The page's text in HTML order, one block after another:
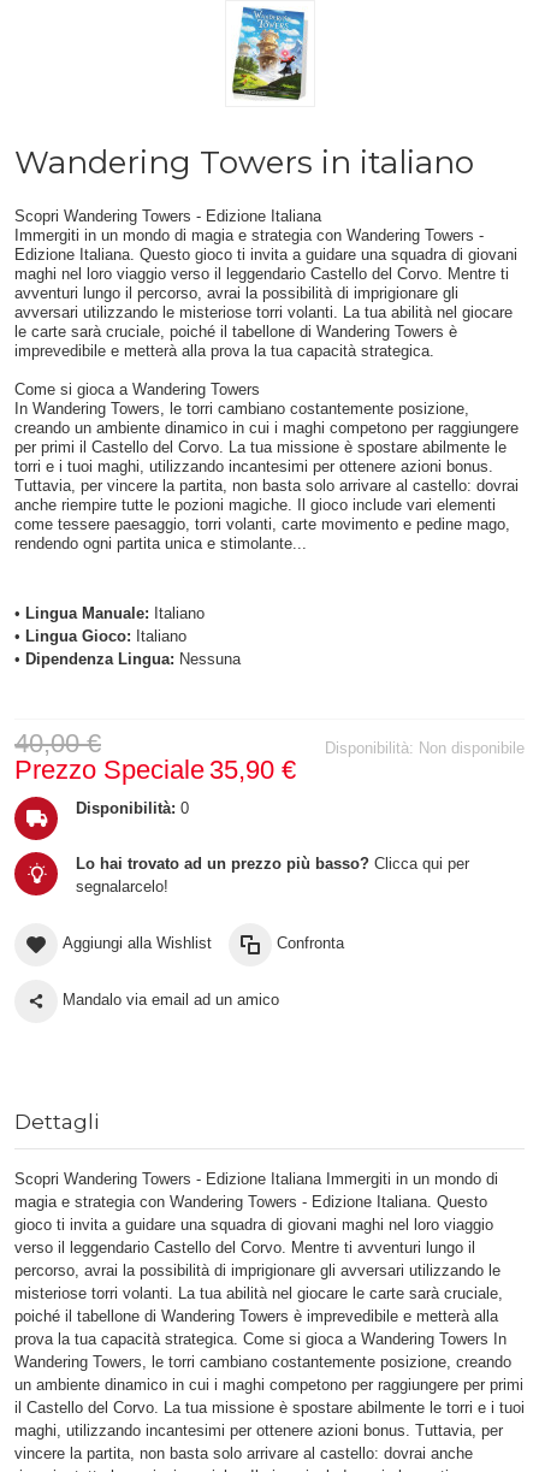
Wandering Towers in italiano
Scopri Wandering Towers - Edizione Italiana
Immergiti in un mondo di magia e strategia con Wandering Towers -
Edizione Italiana. Questo gioco ti invita a guidare una squadra di giovani
maghi nel loro viaggio verso il leggendario Castello del Corvo. Mentre ti
avventuri lungo il percorso, avrai la possibilità di imprigionare gli
avversari utilizzando le misteriose torri volanti. La tua abilità nel giocare
le carte sarà cruciale, poiché il tabellone di Wandering Towers è
imprevedibile e metterà alla prova la tua capacità strategica.
Come si gioca a Wandering Towers
In Wandering Towers, le torri cambiano costantemente posizione,
creando un ambiente dinamico in cui i maghi competono per raggiungere
per primi il Castello del Corvo. La tua missione è spostare abilmente le
torri e i tuoi maghi, utilizzando incantesimi per ottenere azioni bonus.
Tuttavia, per vincere la partita, non basta solo arrivare al castello: dovrai
anche riempire tutte le pozioni magiche. Il gioco include vari elementi
come tessere paesaggio, torri volanti, carte movimento e pedine mago,
rendendo ogni partita unica e stimolante...
• Lingua Manuale: Italiano
• Lingua Gioco: Italiano
• Dipendenza Lingua: Nessuna
Disponibilità: Non disponibile
40,00 €
Prezzo Speciale 35,90 €
Disponibilità: 0
Lo hai trovato ad un prezzo più basso? Clicca qui per
segnalarcelo!
Aggiungi alla Wishlist Confronta
Mandalo via email ad un amico
Dettagli
Scopri Wandering Towers - Edizione Italiana Immergiti in un mondo di
magia e strategia con Wandering Towers - Edizione Italiana. Questo
gioco ti invita a guidare una squadra di giovani maghi nel loro viaggio
verso il leggendario Castello del Corvo. Mentre ti avventuri lungo il
percorso, avrai la possibilità di imprigionare gli avversari utilizzando le
misteriose torri volanti. La tua abilità nel giocare le carte sarà cruciale,
poiché il tabellone di Wandering Towers è imprevedibile e metterà alla
prova la tua capacità strategica. Come si gioca a Wandering Towers In
Wandering Towers, le torri cambiano costantemente posizione, creando
un ambiente dinamico in cui i maghi competono per raggiungere per primi
il Castello del Corvo. La tua missione è spostare abilmente le torri e i tuoi
maghi, utilizzando incantesimi per ottenere azioni bonus. Tuttavia, per
vincere la partita, non basta solo arrivare al castello: dovrai anche